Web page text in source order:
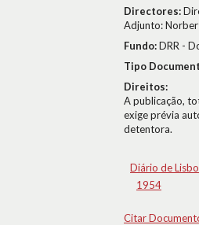
Directores:
Adjunto:
Fundo:DRR -
Tipo
Direitos:
A publicação,
exige prévia
detentora.
Diário de
1954
Citar